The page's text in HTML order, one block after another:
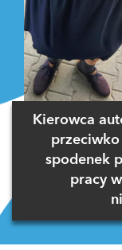
Kierowca
spodenek
pracy